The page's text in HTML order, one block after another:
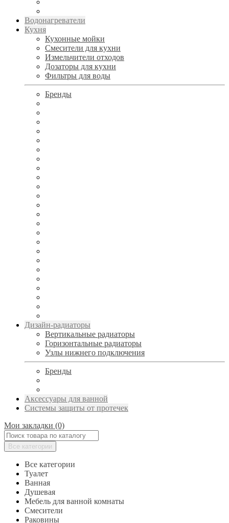
Водонагреватели
Кухня
Кухонные мойки
Смесители для кухни
Измельчители отходов
Дозаторы для кухни
Фильтры для воды
Бренды
Дизайн-радиаторы
Вертикальные радиаторы
Горизонтальные радиаторы
Узлы нижнего подключения
Бренды
Аксессуары для ванной
Системы защиты от протечек
Мои закладки (0)
Все категории
Все категории
Туалет
Ванная
Душевая
Мебель для ванной комнаты
Смесители
Раковины